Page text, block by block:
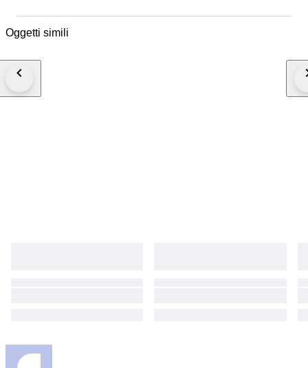
OG Style Code: 555088‑161 Colourway: White / University Red / Black
(Wings‑logo, Swoosh) Cushioned midsole voor comfort en duurzaamheid
makkelijk combineert met streetwear en sportieve outfits. Dankzij de
sneaker‑verzamelaars en liefhebbers van Jordan‑sneakers.
Oggetti simili